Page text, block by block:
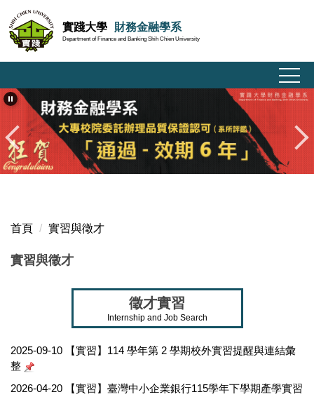
到
主
要
容
區
實踐大學 財務金融學系
Department of Finance and Banking Shih Chien University
首頁 實習與徵才
實習與徵才
徵才實習
Internship and Job Search
2025-09-10
【實習】114 學年第 2 學期校外實習提醒與連結彙
整
2026-04-20
【實習】臺灣中小企業銀行115學年下學期產學實習